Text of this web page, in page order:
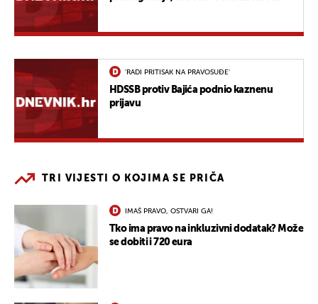
'RADI PRITISAK NA PRAVOSUĐE'
HDSSB protiv Bajića podnio kaznenu
prijavu
TRI VIJESTI O KOJIMA SE PRIČA
IMAŠ PRAVO, OSTVARI GA!
Tko ima pravo na inkluzivni dodatak? Može
se dobiti i 720 eura